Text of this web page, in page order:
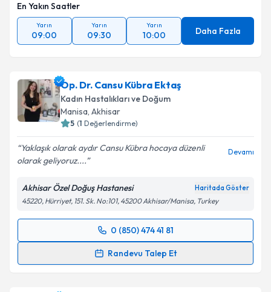
En Yakın Saatler
Yarın
09:00
Yarın
09:30
Yarın
10:00 Daha Fazla
Op. Dr. Cansu Kübra Ektaş
Kadın Hastalıkları ve Doğum
Manisa, Akhisar
5 (1 Değerlendirme)
Yaklaşık olarak aydır Cansu Kübra hocaya düzenli
olarak geliyoruz....
Devamı
Akhisar Özel Doğuş Hastanesi Haritada Göster
45220, Hürriyet, 151. Sk. No:101, 45200 Akhisar/Manisa, Turkey
0 (850) 474 41 81
Randevu Talep Et
Randevu Takvimi Talebi